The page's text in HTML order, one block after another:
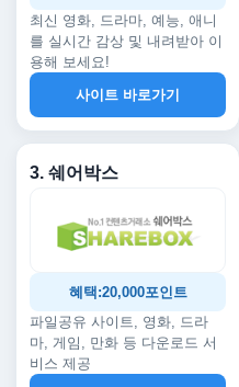
최신 영화, 드라마, 예능, 애니
를 실시간 감상 및 내려받아 이
용해 보세요!
사이트 바로가기
3. 쉐어박스
혜택:20,000포인트
파일공유 사이트, 영화, 드라
마, 게임, 만화 등 다운로드 서
비스 제공